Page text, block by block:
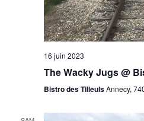
16 juin 2023
The Wacky Jugs @
Bistro des TilleulsAnnecy,